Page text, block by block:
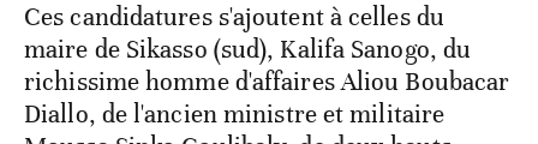
Ces candidatures s'ajoutent à celles du
maire de Sikasso (sud), Kalifa Sanogo, du
richissime homme d'affaires Aliou Boubacar
Diallo, de l'ancien ministre et militaire